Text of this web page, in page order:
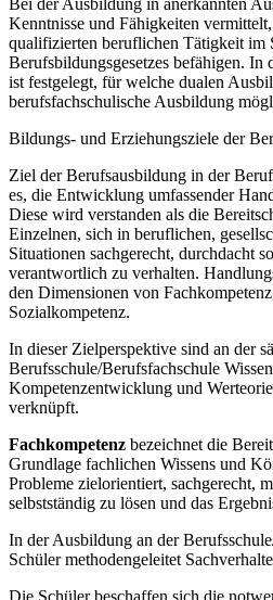
Kenntnisse und Fähigkeiten
qualifizierten beruflichen Tätigkeit im
Berufsbildungsgesetzes befähigen. In
ist festgelegt, für welche dualen
berufsfachschulische Ausbildung
Bildungs- und Erziehungsziele der
Ziel der Berufsausbildung in der
es, die Entwicklung umfassender
Diese wird verstanden als die
Einzelnen, sich in beruflichen,
Situationen sachgerecht, durchdacht
verantwortlich zu verhalten.
den Dimensionen von
Sozialkompetenz.
In dieser Zielperspektive sind an der
Berufsschule/Berufsfachschule
Kompetenzentwicklung und
verknüpft.
Fachkompetenz bezeichnet die
Grundlage fachlichen Wissens und
Probleme zielorientiert, sachgerecht,
selbstständig zu lösen und das
In der Ausbildung an der
Schüler methodengeleitet
Die Schüler beschaffen sich die